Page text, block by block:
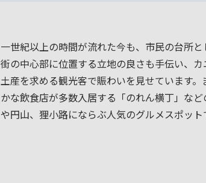
一世紀以上の時間が流れた今も、市民の台所と
街の中心部に位置する立地の良さも手伝い、
土産を求める観光客で賑わいを見せています
かな飲食店が多数入居する「のれん横丁」な
や円山、狸小路にならぶ人気のグルメスポット